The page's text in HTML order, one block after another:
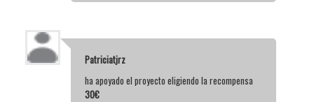
Patriciatjrz
ha apoyado el proyecto eligiendo la recompensa
30€